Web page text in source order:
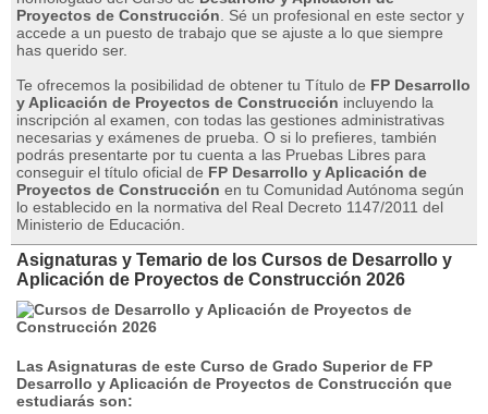
Proyectos de Construcción . Sé un profesional en este sector y
accede a un puesto de trabajo que se ajuste a lo que siempre
has querido ser.
Te ofrecemos la posibilidad de obtener tu Título de FP Desarrollo
y Aplicación de Proyectos de Construcción incluyendo la
inscripción al examen, con todas las gestiones administrativas
necesarias y exámenes de prueba. O si lo prefieres, también
podrás presentarte por tu cuenta a las Pruebas Libres para
conseguir el título oficial de FP Desarrollo y Aplicación de
Proyectos de Construcción en tu Comunidad Autónoma según
lo establecido en la normativa del Real Decreto 1147/2011 del
Ministerio de Educación.
Asignaturas y Temario de los Cursos de Desarrollo y
Aplicación de Proyectos de Construcción 2026
Las Asignaturas de este Curso de Grado Superior de FP
Desarrollo y Aplicación de Proyectos de Construcción que
estudiarás son: